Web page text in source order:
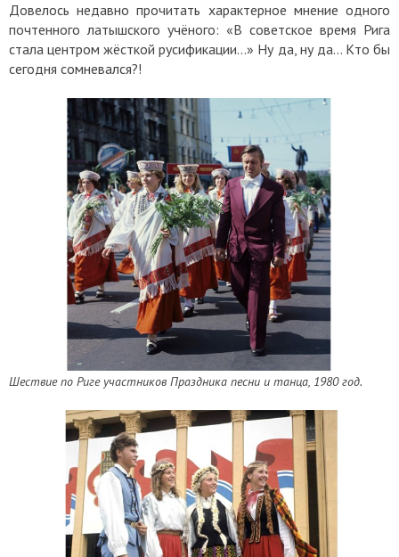
Довелось недавно прочитать характерное мнение одного
почтенного латышского учёного: «В советское время Рига
стала центром жёсткой русификации…» Ну да, ну да… Кто бы
сегодня сомневался?!
Шествие по Риге участников Праздника песни и танца, 1980 год.